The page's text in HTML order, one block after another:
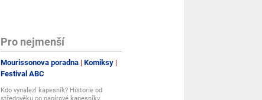
Pro nejmenší
Mourissonova poradna
Komiksy
Festival ABC
Kdo vynalezl kapesník? Historie od